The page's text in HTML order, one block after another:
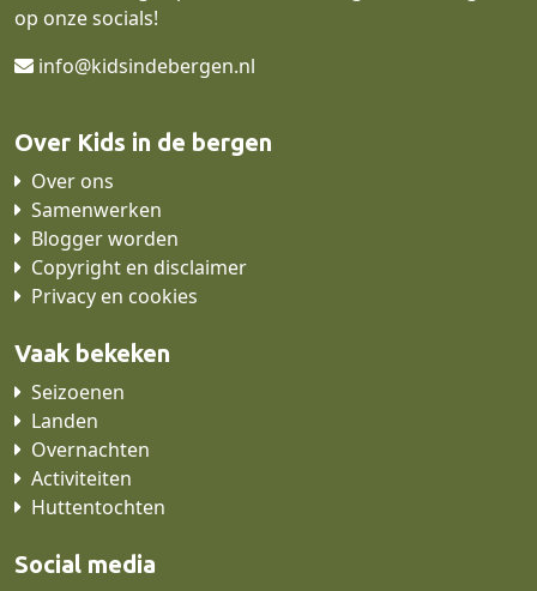
op onze socials!
info@kidsindebergen.nl
Over Kids in de bergen
Over ons
Samenwerken
Blogger worden
Copyright en disclaimer
Privacy en cookies
Vaak bekeken
Seizoenen
Landen
Overnachten
Activiteiten
Huttentochten
Social media